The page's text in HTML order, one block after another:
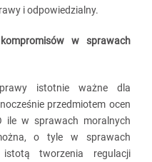
i odpowiedzialny.
w sprawach
istotnie ważne dla
przedmiotem ocen
ile w sprawach moralnych
o tyle w sprawach
tworzenia regulacji